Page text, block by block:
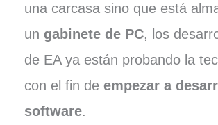
una carcasa sino que está
un gabinete de PC, los
de EA ya están probando la
con el fin de empezar a
software.